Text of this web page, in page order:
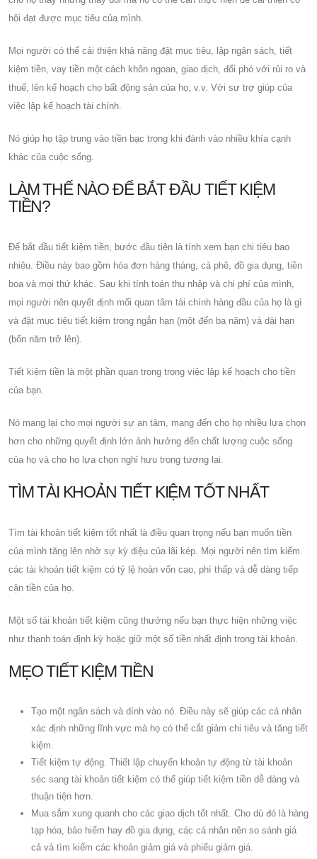
hội đạt được mục tiêu của mình.
Mọi người có thể cải thiện khả năng đặt mục tiêu, lập ngân sách, tiết
kiệm tiền, vay tiền một cách khôn ngoan, giao dịch, đối phó với rủi ro và
thuế, lên kế hoạch cho bất động sản của họ, v.v. Với sự trợ giúp của
việc lập kế hoạch tài chính.
Nó giúp họ tập trung vào tiền bạc trong khi đánh vào nhiều khía cạnh
khác của cuộc sống.
LÀM THẾ NÀO ĐỂ BẮT ĐẦU TIẾT KIỆM
TIỀN?
Để bắt đầu tiết kiệm tiền, bước đầu tiên là tính xem bạn chi tiêu bao
nhiêu. Điều này bao gồm hóa đơn hàng tháng, cà phê, đồ gia dụng, tiền
boa và mọi thứ khác. Sau khi tính toán thu nhập và chi phí của mình,
mọi người nên quyết định mối quan tâm tài chính hàng đầu của họ là gì
và đặt mục tiêu tiết kiệm trong ngắn hạn (một đến ba năm) và dài hạn
(bốn năm trở lên).
Tiết kiệm tiền là một phần quan trọng trong việc lập kế hoạch cho tiền
của bạn.
Nó mang lại cho mọi người sự an tâm, mang đến cho họ nhiều lựa chọn
hơn cho những quyết định lớn ảnh hưởng đến chất lượng cuộc sống
của họ và cho họ lựa chọn nghỉ hưu trong tương lai.
TÌM TÀI KHOẢN TIẾT KIỆM TỐT NHẤT
Tìm tài khoản tiết kiệm tốt nhất là điều quan trọng nếu bạn muốn tiền
của mình tăng lên nhờ sự kỳ diệu của lãi kép. Mọi người nên tìm kiếm
các tài khoản tiết kiệm có tỷ lệ hoàn vốn cao, phí thấp và dễ dàng tiếp
cận tiền của họ.
Một số tài khoản tiết kiệm cũng thưởng nếu bạn thực hiện những việc
như thanh toán định kỳ hoặc giữ một số tiền nhất định trong tài khoản.
MẸO TIẾT KIỆM TIỀN
Tạo một ngân sách và dính vào nó. Điều này sẽ giúp các cá nhân
xác định những lĩnh vực mà họ có thể cắt giảm chi tiêu và tăng tiết
kiệm.
Tiết kiệm tự động. Thiết lập chuyển khoản tự động từ tài khoản
séc sang tài khoản tiết kiệm có thể giúp tiết kiệm tiền dễ dàng và
thuận tiện hơn.
Mua sắm xung quanh cho các giao dịch tốt nhất. Cho dù đó là hàng
tạp hóa, bảo hiểm hay đồ gia dụng, các cá nhân nên so sánh giá
cả và tìm kiếm các khoản giảm giá và phiếu giảm giá.